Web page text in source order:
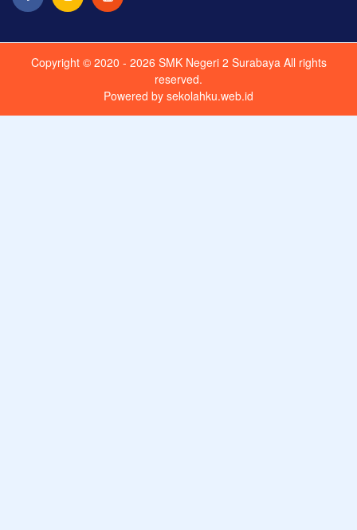
Copyright © 2020 - 2026 SMK Negeri 2 Surabaya All rights
reserved.
Powered by sekolahku.web.id